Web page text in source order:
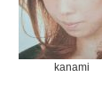
kanami